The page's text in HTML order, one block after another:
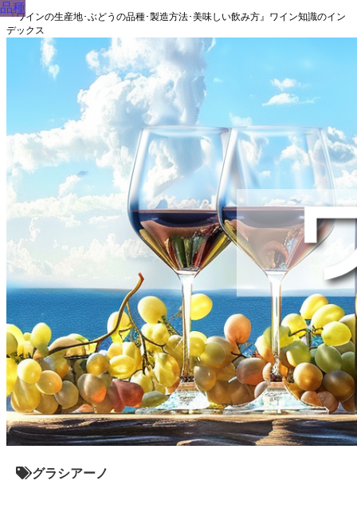
『ワインの生産地･ぶどうの品種･製造方法･美味しい飲み方』ワイン知識のイン
デックス
グラシアーノ
品種